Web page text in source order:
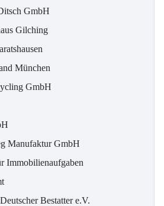
GmbH
Gilching
München
GmbH
Manufaktur GmbH
Immobilienaufgaben
Bestatter e.V.